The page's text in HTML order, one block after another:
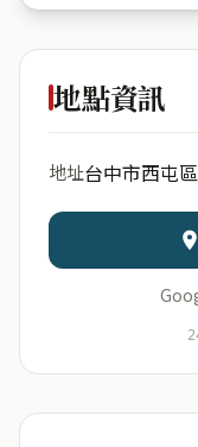
日期
地點資訊
地址台中市西屯